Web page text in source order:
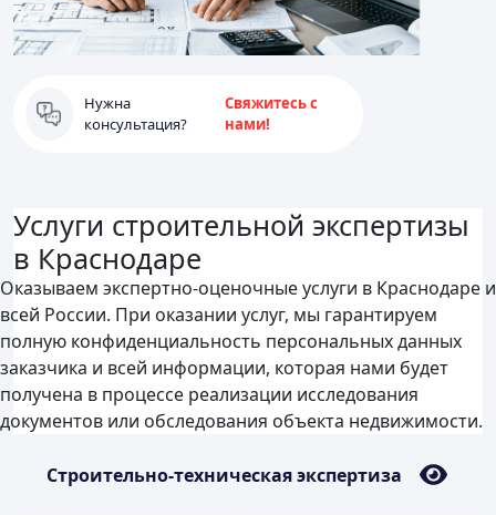
Нужна
консультация?
Свяжитесь с
нами!
Услуги строительной экспертизы
в Краснодаре
Оказываем экспертно-оценочные услуги в Краснодаре и
всей России. При оказании услуг, мы гарантируем
полную конфиденциальность персональных данных
заказчика и всей информации, которая нами будет
получена в процессе реализации исследования
документов или обследования объекта недвижимости.
Строительно-техническая экспертиза